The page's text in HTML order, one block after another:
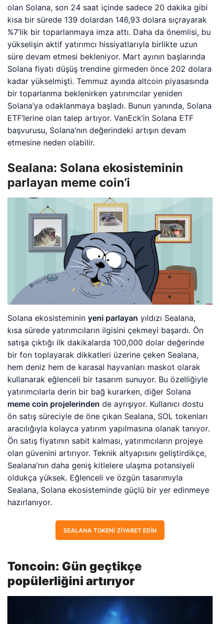
olan Solana, son 24 saat içinde sadece 20 dakika gibi
kısa bir sürede 139 dolardan 146,93 dolara sıçrayarak
%7’lik bir toparlanmaya imza attı. Daha da önemlisi, bu
yükselişin aktif yatırımcı hissiyatlarıyla birlikte uzun
süre devam etmesi bekleniyor. Mart ayının başlarında
Solana fiyatı düşüş trendine girmeden önce 202 dolara
kadar yükselmişti. Temmuz ayında altcoin piyasasında
bir toparlanma beklenirken yatırımcılar yeniden
Solana’ya odaklanmaya başladı. Bunun yanında, Solana
ETF’lerine olan talep artıyor. VanEck’in Solana ETF
başvurusu, Solana’nın değerindeki artışın devam
etmesine neden olabilir.
Sealana: Solana ekosisteminin
parlayan meme coin’i
Solana ekosistemininyeni parlayan yıldızı Sealana,
kısa sürede yatırımcıların ilgisini çekmeyi başardı. Ön
satışa çıktığı ilk dakikalarda 100,000 dolar değerinde
bir fon toplayarak dikkatleri üzerine çeken Sealana,
hem deniz hem de karasal hayvanları maskot olarak
kullanarak eğlenceli bir tasarım sunuyor. Bu özelliğiyle
yatırımcılarla derin bir bağ kurarken, diğer Solana
meme coin projelerinden de ayrışıyor. Kullanıcı dostu
ön satış süreciyle de öne çıkan Sealana, SOL tokenları
aracılığıyla kolayca yatırım yapılmasına olanak tanıyor.
Ön satış fiyatının sabit kalması, yatırımcıların projeye
olan güvenini artırıyor. Teknik altyapısını geliştirdikçe,
Sealana’nın daha geniş kitlelere ulaşma potansiyeli
oldukça yüksek. Eğlenceli ve özgün tasarımıyla
Sealana, Solana ekosisteminde güçlü bir yer edinmeye
hazırlanıyor.
SEALANA TOKENI ZIYARET EDIN
Toncoin: Gün geçtikçe
popülerliğini artırıyor